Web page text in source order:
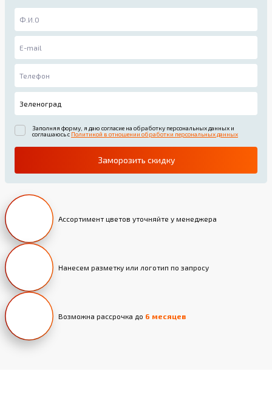
Заполняя форму, я даю согласие на обработку персональных данных и
соглашаюсь с Политикой в отношении обработки персональных данных
Заморозить скидку
Ассортимент цветов уточняйте у менеджера
Нанесем разметку или логотип по запросу
Возможна рассрочка до 6 месяцев